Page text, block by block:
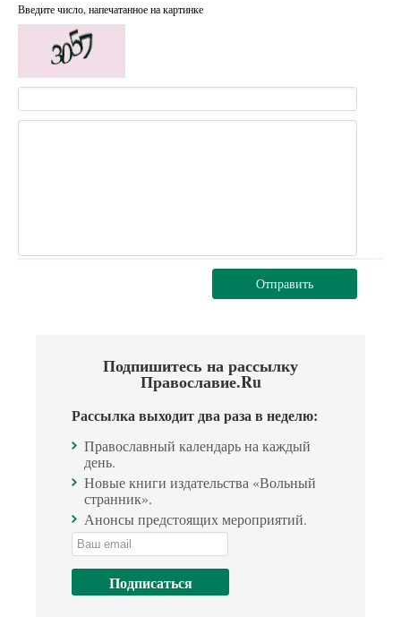
Введите число, напечатанное на картинке
Отправить
Подпишитесь на рассылку
Православие.Ru
Рассылка выходит два раза в неделю:
Православный календарь на каждый
день.
Новые книги издательства «Вольный
странник».
Анонсы предстоящих мероприятий.